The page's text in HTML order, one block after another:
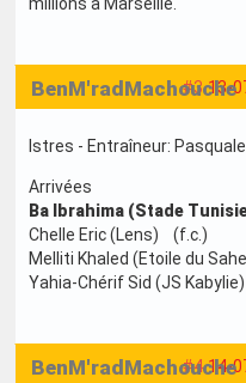
millions à Marseille.
#3 13-
BenM'radMachouche
Istres - Entraîneur:
Arrivées
Ba Ibrahima (Stade
Chelle Eric (Lens) (f.c.)
Melliti Khaled (Etoile du
Yahia-Chérif Sid (JS Kabylie)
#4 14-
BenM'radMachouche